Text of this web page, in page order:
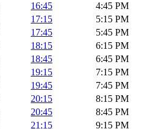
16:45
4:45 PM
17:15
5:15 PM
17:45
5:45 PM
18:15
6:15 PM
18:45
6:45 PM
19:15
7:15 PM
19:45
7:45 PM
20:15
8:15 PM
20:45
8:45 PM
21:15
9:15 PM